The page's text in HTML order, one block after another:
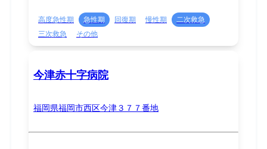
高度急性期 急性期 回復期 慢性期
二次救急
三次救急
その他
今津赤十字病院
福岡県福岡市西区今津３７７番地